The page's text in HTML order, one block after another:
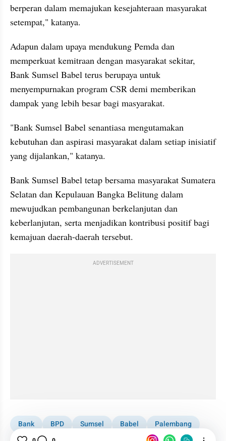
berperan dalam memajukan kesejahteraan masyarakat
setempat," katanya.
Adapun dalam upaya mendukung Pemda dan
memperkuat kemitraan dengan masyarakat sekitar,
Bank Sumsel Babel terus berupaya untuk
menyempurnakan program CSR demi memberikan
dampak yang lebih besar bagi masyarakat.
"Bank Sumsel Babel senantiasa mengutamakan
kebutuhan dan aspirasi masyarakat dalam setiap inisiatif
yang dijalankan," katanya.
Bank Sumsel Babel tetap bersama masyarakat Sumatera
Selatan dan Kepulauan Bangka Belitung dalam
mewujudkan pembangunan berkelanjutan dan
keberlanjutan, serta menjadikan kontribusi positif bagi
kemajuan daerah-daerah tersebut.
ADVERTISEMENT
Bank BPD Sumsel Babel
Palembang